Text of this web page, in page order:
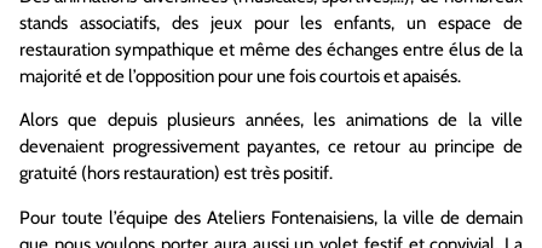
stands associatifs, des jeux pour les enfants, un espace de
restauration sympathique et même des échanges entre élus de la
majorité et de l’opposition pour une fois courtois et apaisés.
Alors que depuis plusieurs années, les animations de la ville
devenaient progressivement payantes, ce retour au principe de
gratuité (hors restauration) est très positif.
Pour toute l’équipe des Ateliers Fontenaisiens, la ville de demain